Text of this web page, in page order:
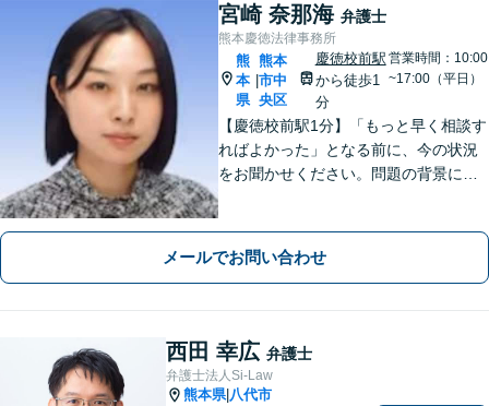
宮崎 奈那海 弁護士
熊本慶徳法律事務所
熊
本
県
熊本
市中
央区
慶徳校前駅
から徒歩1
分
営業時間：10:00
~17:00（平日）
【慶徳校前駅1分】「もっと早く相談す
ればよかった」となる前に、今の状況
をお聞かせください。問題の背景にも
間面談可】
メールでお問い合わせ
西田 幸広 弁護士
弁護士法人Si-Law
熊本県| 八代市